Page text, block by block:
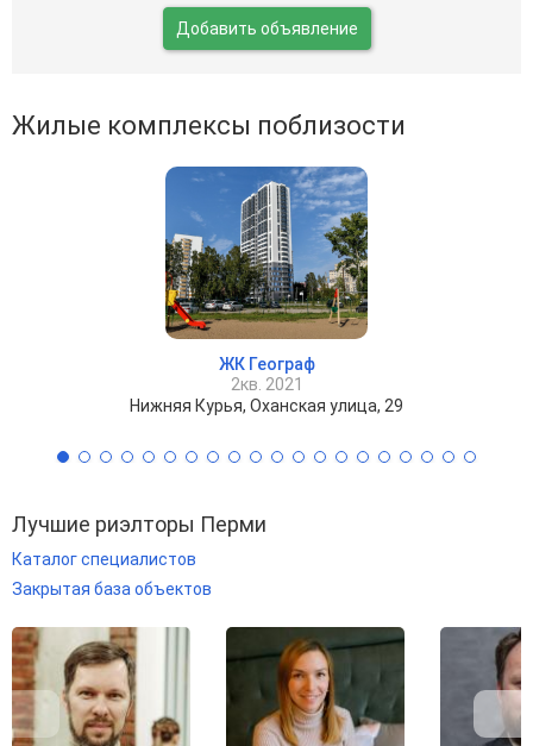
Добавить объявление
Жилые комплексы поблизости
ЖК Географ
2кв. 2021
Нижняя Курья, Оханская улица, 29
Лучшие риэлторы Перми
Каталог специалистов
Закрытая база объектов